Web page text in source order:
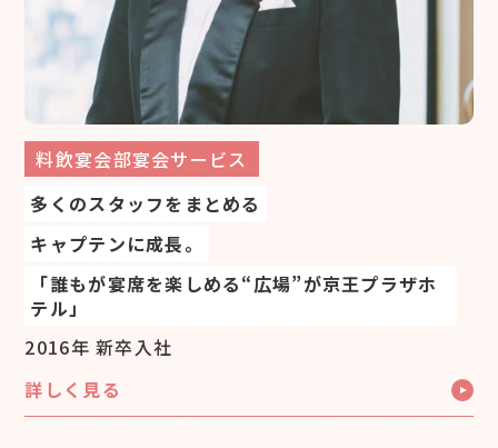
料飲宴会部宴会サービス
多くのスタッフをまとめる
キャプテンに成長。
「誰もが宴席を楽しめる“広場”が京王プラザホ
テル」
2016年 新卒入社
詳しく見る